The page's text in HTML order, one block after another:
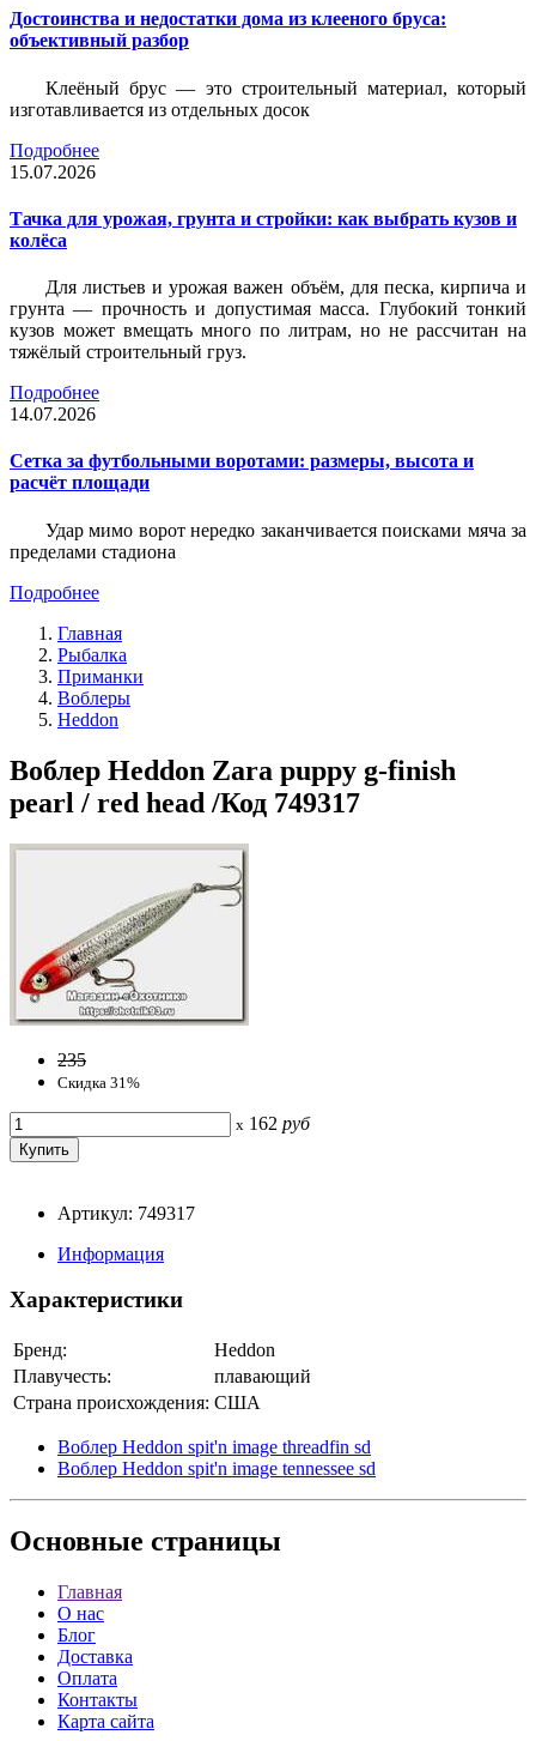
Достоинства и недостатки дома из клееного бруса:
объективный разбор
Клеёный брус — это строительный материал, который
изготавливается из отдельных досок
Подробнее
15.07.2026
Тачка для урожая, грунта и стройки: как выбрать кузов и
колёса
Для листьев и урожая важен объём, для песка, кирпича и
грунта — прочность и допустимая масса. Глубокий тонкий
кузов может вмещать много по литрам, но не рассчитан на
тяжёлый строительный груз.
Подробнее
14.07.2026
Сетка за футбольными воротами: размеры, высота и
расчёт площади
Удар мимо ворот нередко заканчивается поисками мяча за
пределами стадиона
Подробнее
Главная
Рыбалка
Приманки
Воблеры
Heddon
Воблер Heddon Zara puppy g-finish
pearl / red head /Код 749317
235
Скидка 31%
x 162 руб
Артикул: 749317
Информация
Характеристики
Бренд:
Heddon
Плавучесть:
плавающий
Страна происхождения: США
Воблер Heddon spit'n image threadfin sd
Воблер Heddon spit'n image tennessee sd
Основные страницы
Главная
О нас
Блог
Доставка
Оплата
Контакты
Карта сайта